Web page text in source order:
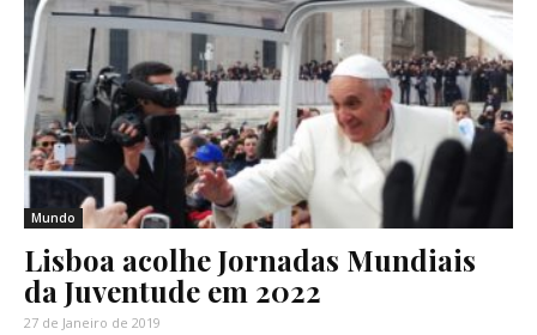
Mundo
Lisboa acolhe Jornadas Mundiais
da Juventude em 2022
27 de Janeiro de 2019